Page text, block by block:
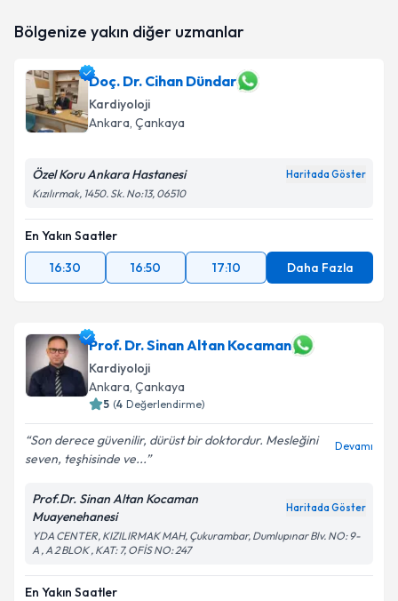
Size bu uzmandan randevu almanız için bir takvim
E-posta Adresiniz
Kişisel verilerimin işlenmesine ilişkin
Aydınlatma
Metni'ni okudum ve kişisel verilerimin belirtilen
Takvim Talebini Gönder
Bölgenize yakın diğer uzmanlar
Doç. Dr. Cihan Dündar
Kardiyoloji
Ankara, Çankaya
Özel Koru Ankara Hastanesi Haritada Göster
Kızılırmak, 1450. Sk. No:13, 06510
En Yakın Saatler
16:30
16:50 17:10 Daha Fazla
Prof. Dr. Sinan Altan Kocaman
Kardiyoloji
Ankara, Çankaya
5 (4 Değerlendirme)
Son derece güvenilir, dürüst bir doktordur. Mesleğini
seven, teşhisinde ve...
Devamı
Prof.Dr. Sinan Altan Kocaman
Muayenehanesi
Haritada Göster
YDA CENTER, KIZILIRMAK MAH, Çukurambar, Dumlupınar Blv. NO: 9-
A , A 2 BLOK , KAT: 7, OFİS NO: 247
En Yakın Saatler